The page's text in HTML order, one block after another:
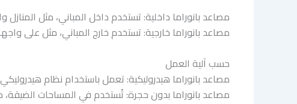
مصاعد بانوراما داخلية: تستخدم داخل المباني، مثل المنازل
مصاعد بانوراما خارجية: تستخدم خارج المباني، مثل على
حسب آلية العمل
مصاعد بانوراما هيدروليكية: تعمل باستخدام نظام
مصاعد بانوراما بدون حجرة: تُستخدم في المساحات